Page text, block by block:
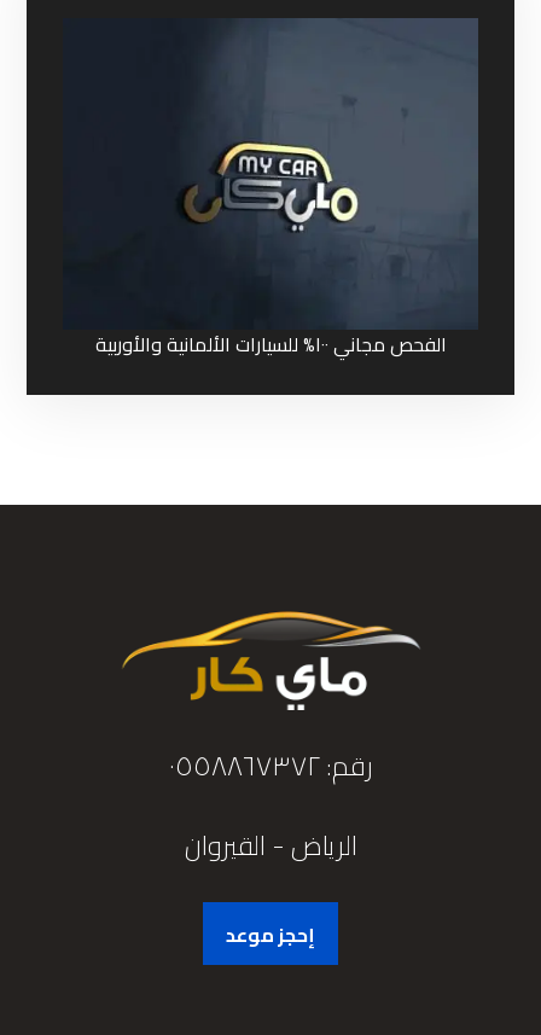
الفحص مجاني ١٠٠% للسيارات الألمانية والأوربية
رقم: ٠٥٥٨٨٦٧٣٧٢
الرياض - القيروان
إحجز موعد